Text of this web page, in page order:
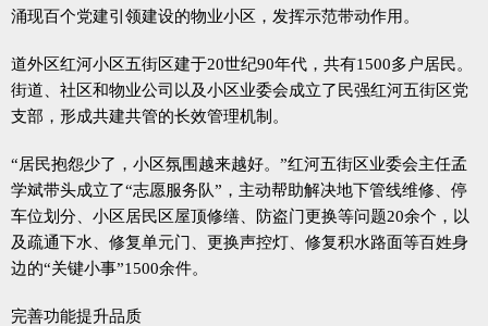
涌现百个党建引领建设的物业小区，发挥示范带动作用。
道外区红河小区五街区建于20世纪90年代，共有1500多户居民。
街道、社区和物业公司以及小区业委会成立了民强红河五街区党
支部，形成共建共管的长效管理机制。
“居民抱怨少了，小区氛围越来越好。”红河五街区业委会主任孟
学斌带头成立了“志愿服务队”，主动帮助解决地下管线维修、停
车位划分、小区居民区屋顶修缮、防盗门更换等问题20余个，以
及疏通下水、修复单元门、更换声控灯、修复积水路面等百姓身
边的“关键小事”1500余件。
完善功能提升品质